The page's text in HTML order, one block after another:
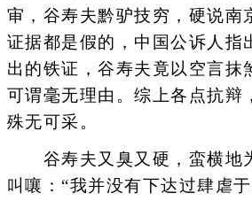
审，谷寿夫黔驴技穷，硬说南
证据都是假的，中国公诉人指
出的铁证，谷寿夫竟以空言抹
可谓毫无理由。综上各点抗辩
殊无可采。
谷寿夫又臭又硬，蛮横地
叫嚷：“我并没有下达过肆虐